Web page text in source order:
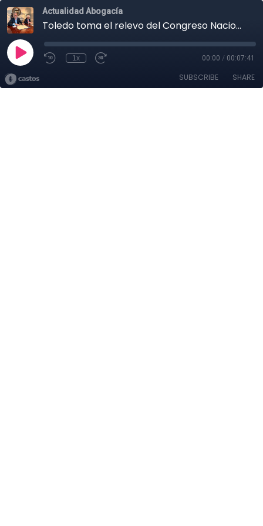
Actualidad Abogacía
Toledo toma el relevo del Congreso Nacional de la Abogacía
1x 00:00 / 00:07:41
SUBSCRIBE SHARE